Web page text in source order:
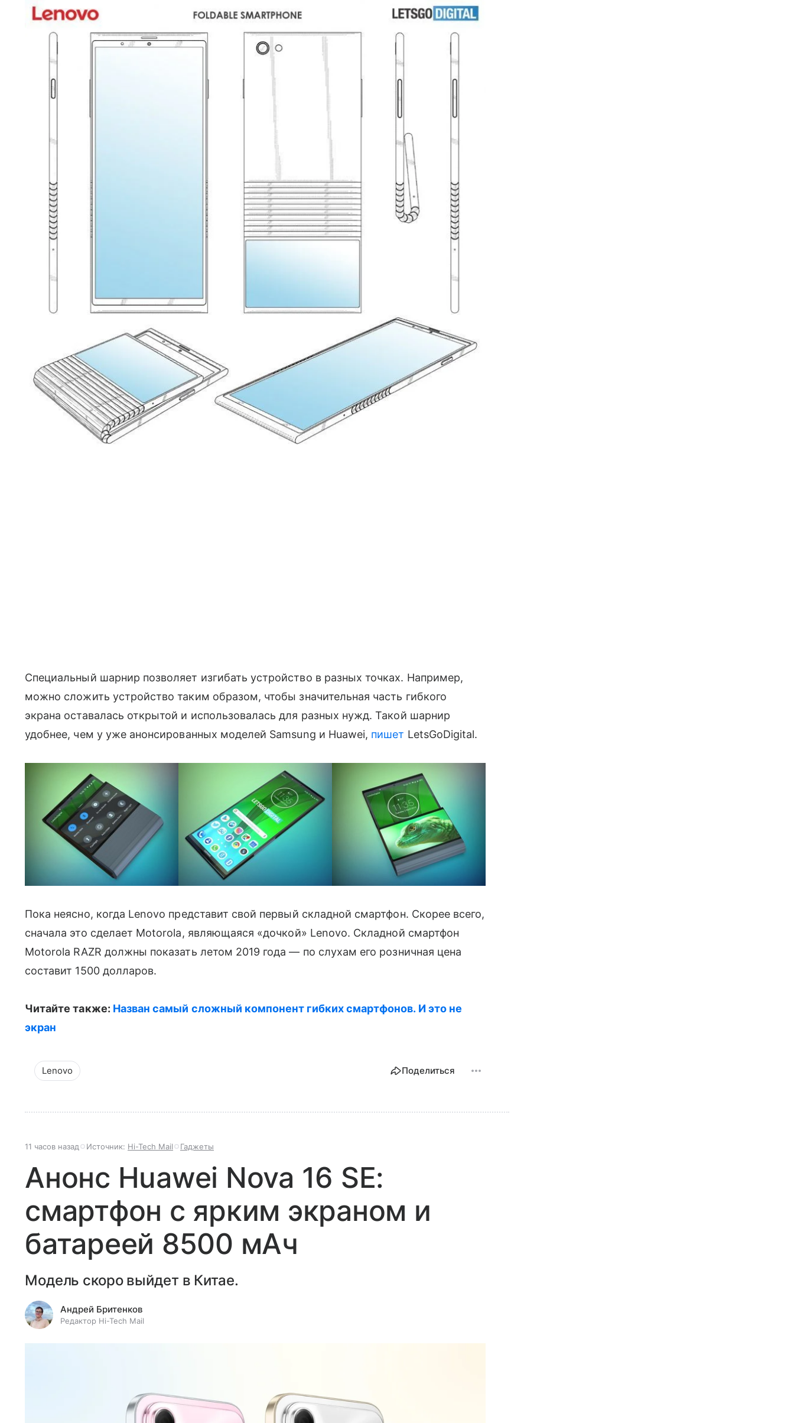
Специальный шарнир позволяет изгибать устройство в разных точках. Например,
можно сложить устройство таким образом, чтобы значительная часть гибкого
экрана оставалась открытой и использовалась для разных нужд. Такой шарнир
удобнее, чем у уже анонсированных моделей Samsung и Huawei, пишет LetsGoDigital.
Пока неясно, когда Lenovo представит свой первый складной смартфон. Скорее всего,
сначала это сделает Motorola, являющаяся «дочкой» Lenovo. Складной смартфон
Motorola RAZR должны показать летом 2019 года — по слухам его розничная цена
составит 1500 долларов.
Читайте также: Назван самый сложный компонент гибких смартфонов. И это не
экран
Lenovo Поделиться
11 часов назад Источник: Hi-Tech Mail Гаджеты
Анонс Huawei Nova 16 SE:
смартфон с ярким экраном и
батареей 8500 мАч
Модель скоро выйдет в Китае.
Андрей Бритенков
Редактор Hi-Tech Mail